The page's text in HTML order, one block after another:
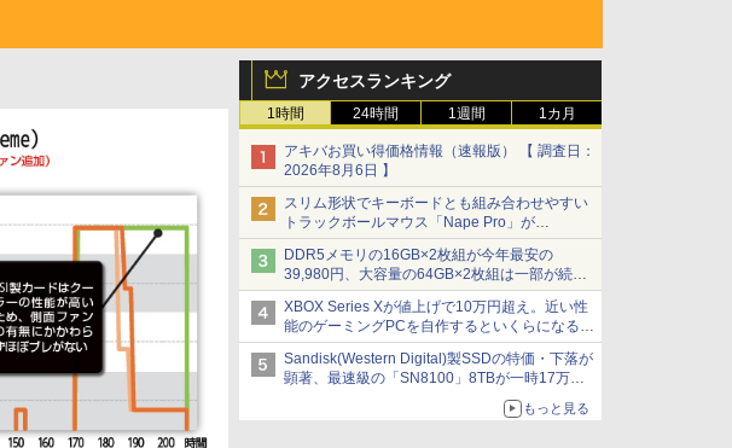
アクセスランキング
1時間 24時間 1週間 1カ月
アキバお買い得価格情報（速報版） 【 調査日：
2026年8月6日 】
スリム形状でキーボードとも組み合わせやすい
トラックボールマウス「Nape Pro」が
Keychronから
DDR5メモリの16GB×2枚組が今年最安の
39,980円、大容量の64GB×2枚組は一部が続騰
[8月前半のメモリ価格]
XBOX Series Xが値上げで10万円超え。近い性
能のゲーミングPCを自作するといくらになる？
【石田賀津男の『酒の肴にPCゲーム』】
Sandisk(Western Digital)製SSDの特価・下落が
顕著、最速級の「SN8100」8TBが一時17万円
もっと見る